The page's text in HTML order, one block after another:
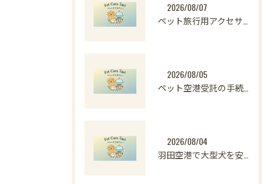
2026/08/07
2026/08/05
2026/08/04